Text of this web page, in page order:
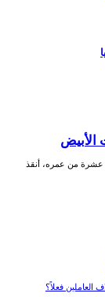
الأبيض
عشرة من عمره، أنقذ
العاملين فعلاً؟